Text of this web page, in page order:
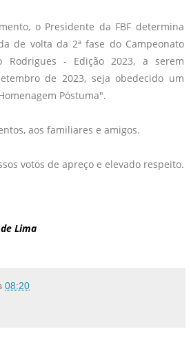
o Presidente da FBF determina
de volta da 2ª fase do Campeonato
Rodrigues - Edição 2023, a serem
de 2023, seja obedecido um
Póstuma".
aos familiares e amigos.
votos de apreço e elevado respeito.
Lima
08:20